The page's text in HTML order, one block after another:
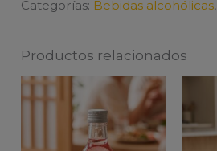
Categorías: Bebidas alcohólicas,
Productos relacionados